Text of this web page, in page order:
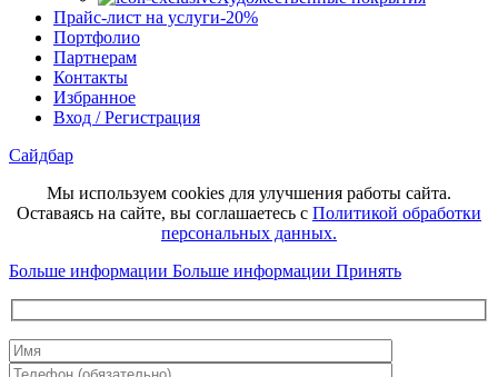
Прайс-лист на услуги-20%
Портфолио
Партнерам
Контакты
Избранное
Вход / Регистрация
Сайдбар
Мы используем cookies для улучшения работы сайта.
Оставаясь на сайте, вы соглашаетесь с Политикой обработки
персональных данных.
Больше информации Больше информации Принять